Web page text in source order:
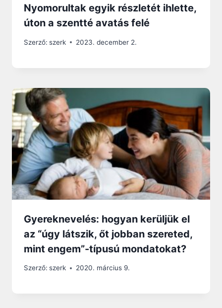
Nyomorultak egyik részletét ihlette,
úton a szentté avatás felé
Szerző: szerk 2023. december 2.
Gyereknevelés: hogyan kerüljük el
az “úgy látszik, őt jobban szereted,
mint engem”-típusú mondatokat?
Szerző: szerk 2020. március 9.